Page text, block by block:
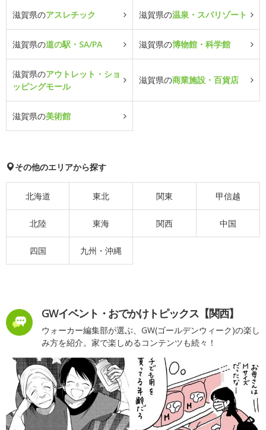
滋賀県のアスレチック 滋賀県の温泉・スパリゾート
滋賀県の道の駅・SA/PA 滋賀県の博物館・科学館
滋賀県のアウトレット・ショ
ッピングモール
滋賀県の商業施設・百貨店
滋賀県の美術館
その他のエリアから探す
北海道 東北 関東 甲信越
北陸 東海 関西 中国
四国 九州・沖縄
GWイベント・おでかけトピックス【関西】
ウォーカー編集部が選ぶ、GW(ゴールデンウィーク)の楽し
み方を紹介。家で楽しめるコンテンツも続々！